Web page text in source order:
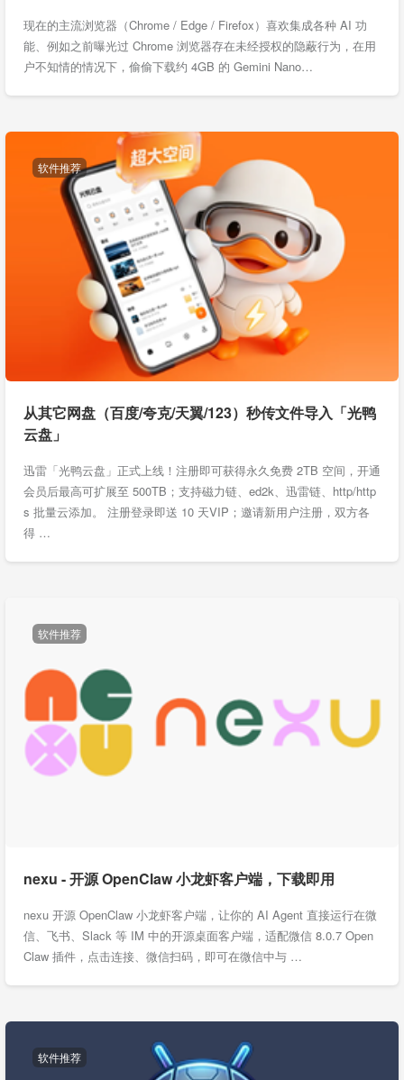
现在的主流浏览器（Chrome / Edge / Firefox）喜欢集成各种 AI 功
能、例如之前曝光过 Chrome 浏览器存在未经授权的隐蔽行为，在用
户不知情的情况下，偷偷下载约 4GB 的 Gemini Nano…
软件推荐
从其它网盘（百度/夸克/天翼/123）秒传文件导入「光鸭
云盘」
迅雷「光鸭云盘」正式上线！注册即可获得永久免费 2TB 空间，开通
会员后最高可扩展至 500TB；支持磁力链、ed2k、迅雷链、http/http
s 批量云添加。 注册登录即送 10 天VIP；邀请新用户注册，双方各
得 …
软件推荐
nexu - 开源 OpenClaw 小龙虾客户端，下载即用
nexu 开源 OpenClaw 小龙虾客户端，让你的 AI Agent 直接运行在微
信、飞书、Slack 等 IM 中的开源桌面客户端，适配微信 8.0.7 Open
Claw 插件，点击连接、微信扫码，即可在微信中与 …
软件推荐